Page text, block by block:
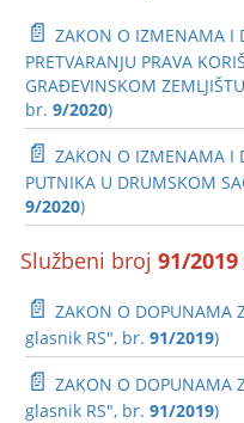
📄 ZAKON O IZMENAMA I
PRETVARANJU PRAVA
GRAĐEVINSKOM
br.9/2020)
📄 ZAKON O IZMENAMA I
PUTNIKA U DRUMSKOM
9/2020)
Službeni broj91/2019
📄 ZAKON O DOPUNAMA
glasnik RS", br.91/2019)
📄 ZAKON O DOPUNAMA
glasnik RS", br.91/2019)